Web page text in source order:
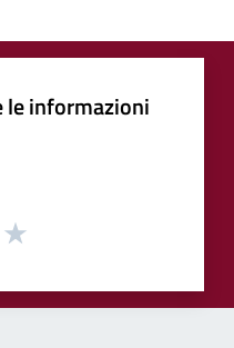
le informazioni